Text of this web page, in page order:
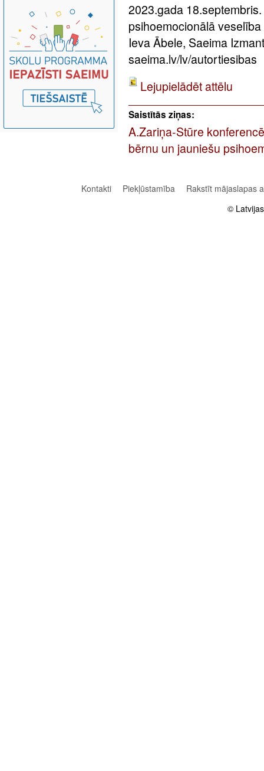
2023.gada
psihoemocionālā
Ieva Ābele, Saeima
saeima.lv/lv/autortiesibas
Lejupielādēt attēlu
Saistītās ziņas:
A.Zariņa-Stūre
bērnu un jauniešu
Kontakti Piekļūstamība
Rakstīt mājaslapas
©